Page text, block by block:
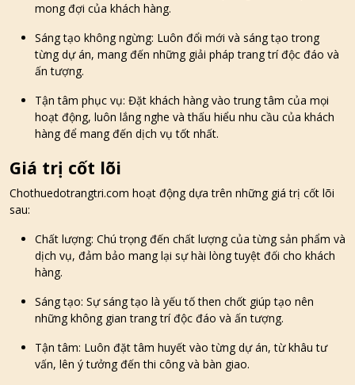
mong đợi của khách hàng.
Sáng tạo không ngừng: Luôn đổi mới và sáng tạo trong
từng dự án, mang đến những giải pháp trang trí độc đáo và
ấn tượng.
Tận tâm phục vụ: Đặt khách hàng vào trung tâm của mọi
hoạt động, luôn lắng nghe và thấu hiểu nhu cầu của khách
hàng để mang đến dịch vụ tốt nhất.
Giá trị cốt lõi
Chothuedotrangtri.com hoạt động dựa trên những giá trị cốt lõi
sau:
Chất lượng: Chú trọng đến chất lượng của từng sản phẩm và
dịch vụ, đảm bảo mang lại sự hài lòng tuyệt đối cho khách
hàng.
Sáng tạo: Sự sáng tạo là yếu tố then chốt giúp tạo nên
những không gian trang trí độc đáo và ấn tượng.
Tận tâm: Luôn đặt tâm huyết vào từng dự án, từ khâu tư
vấn, lên ý tưởng đến thi công và bàn giao.